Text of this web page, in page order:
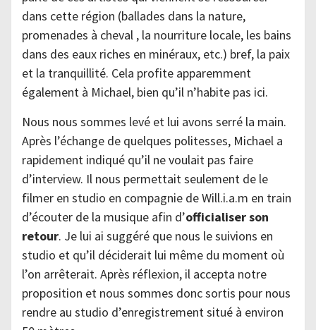
dans cette région (ballades dans la nature,
promenades à cheval , la nourriture locale, les bains
dans des eaux riches en minéraux, etc.) bref, la paix
et la tranquillité. Cela profite apparemment
également à Michael, bien qu’il n’habite pas ici.
Nous nous sommes levé et lui avons serré la main.
Après l’échange de quelques politesses, Michael a
rapidement indiqué qu’il ne voulait pas faire
d’interview. Il nous permettait seulement de le
filmer en studio en compagnie de Will.i.a.m en train
d’écouter de la musique afin d’officialiser son
retour. Je lui ai suggéré que nous le suivions en
studio et qu’il déciderait lui même du moment où
l’on arrêterait. Après réflexion, il accepta notre
proposition et nous sommes donc sortis pour nous
rendre au studio d’enregistrement situé à environ